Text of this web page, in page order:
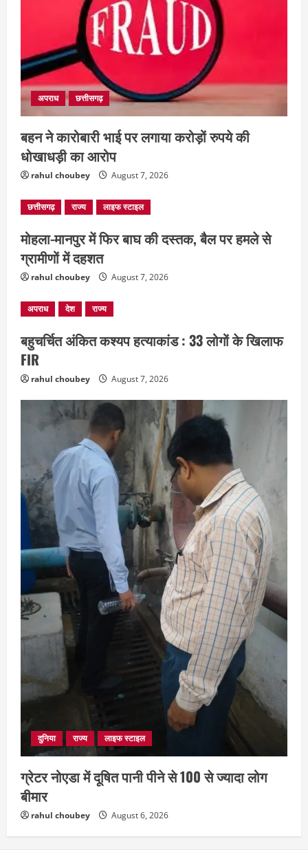
3
बहुचर्चित अंकित कश्यप हत्याकांड : 33 लोगों के
खिलाफ FIR
August 7, 2026
4
दुनिया लाइफ स्टाइल
ग्रेटर नोएडा में दूषित पानी पीने से 100 से ज्यादा
लोग बीमार
August 6, 2026
अपराध छत्तीसगढ़
बहन ने कारोबारी भाई पर लगाया करोड़ों रुपये की
धोखाधड़ी का आरोप
rahul choubey August 7, 2026
छत्तीसगढ़ राज्य लाइफ स्टाइल
मोहला-मानपुर में फिर बाघ की दस्तक, बैल पर हमले से
ग्रामीणों में दहशत
rahul choubey August 7, 2026
अपराध देश राज्य
बहुचर्चित अंकित कश्यप हत्याकांड : 33 लोगों के खिलाफ
FIR
rahul choubey August 7, 2026
दुनिया राज्य लाइफ स्टाइल
ग्रेटर नोएडा में दूषित पानी पीने से 100 से ज्यादा लोग
बीमार
rahul choubey August 6, 2026